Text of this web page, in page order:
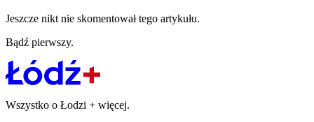
Jeszcze nikt nie skomentował tego artykułu.
Bądź pierwszy.
Wszystko o Łodzi + więcej.